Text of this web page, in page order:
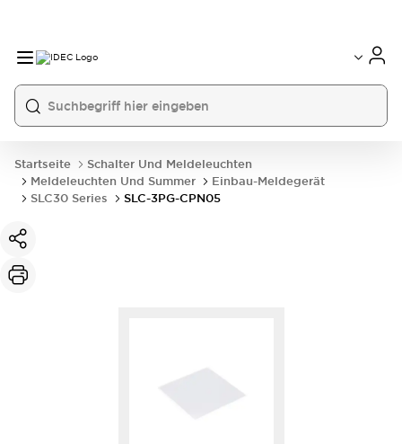
Startseite
Schalter Und Meldeleuchten
Meldeleuchten Und Summer
Einbau-Meldegerät
SLC30 Series
SLC-3PG-CPN05